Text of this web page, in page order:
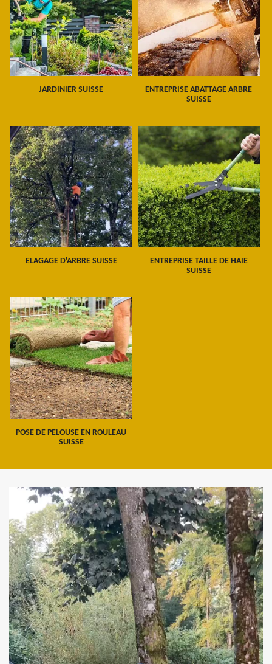
JARDINIER SUISSE
ENTREPRISE ABATTAGE ARBRE
SUISSE
ELAGAGE D'ARBRE SUISSE
ENTREPRISE TAILLE DE HAIE
SUISSE
POSE DE PELOUSE EN ROULEAU
SUISSE